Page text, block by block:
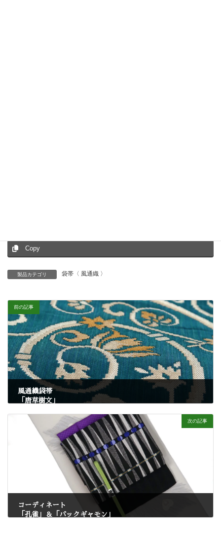
Copy
製品カテゴリ 袋帯〈 風通織 〉
前の記事
風通織袋帯
「唐草樹文」
7月 4, 2025
次の記事
コーディネート
「孔雀」＆「バックギャモン」